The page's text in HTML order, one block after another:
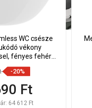
WC csésze
vékony
fényes fehér -
-20%
Ft
64 612 Ft